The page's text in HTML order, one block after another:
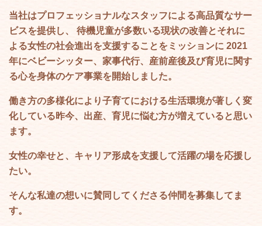
当社はプロフェッショナルなスタッフによる高品質なサー
ビスを提供し、
待機児童が多数いる現状の改善とそれに
よる女性の社会進出を支援することをミッションに 2021
年にベビーシッター、家事代行、産前産後及び育児に関す
る心を身体のケア事業を開始しました。
働き方の多様化により子育てにおける生活環境が著しく変
化している昨今、 出産、育児に悩む方が増えていると思い
ます。
女性の幸せと、キャリア形成を支援して活躍の場を応援し
たい。
そんな私達の想いに賛同してくださる仲間を募集してま
す。